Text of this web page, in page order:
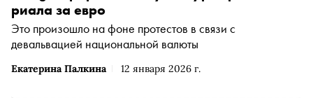
Екатерина Палкина 12 января 2026 г.
риала за евро
Это произошло на фоне протестов в связи с
девальвацией национальной валюты